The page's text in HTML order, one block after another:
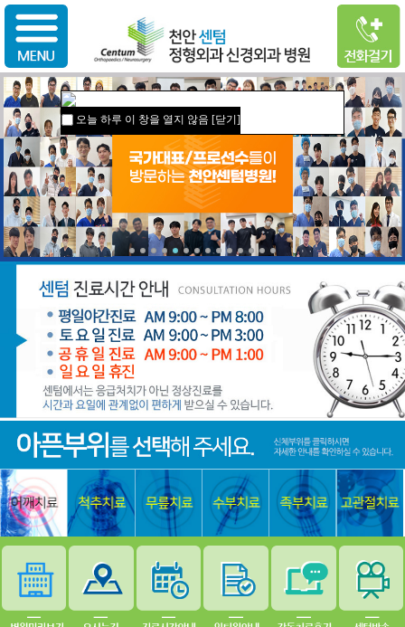
오늘 하루 이 창을 열지 않음 [닫기]